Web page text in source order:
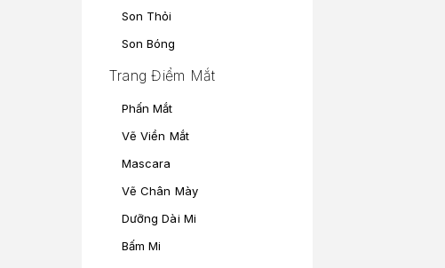
Son Thỏi
Son Bóng
Trang Điểm Mắt
Phấn Mắt
Vẽ Viền Mắt
Mascara
Vẽ Chân Mày
Dưỡng Dài Mi
Bấm Mi